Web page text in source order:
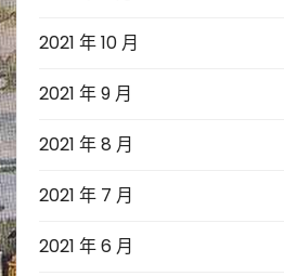
2021 年 10 月
2021 年 9 月
2021 年 8 月
2021 年 7 月
2021 年 6 月